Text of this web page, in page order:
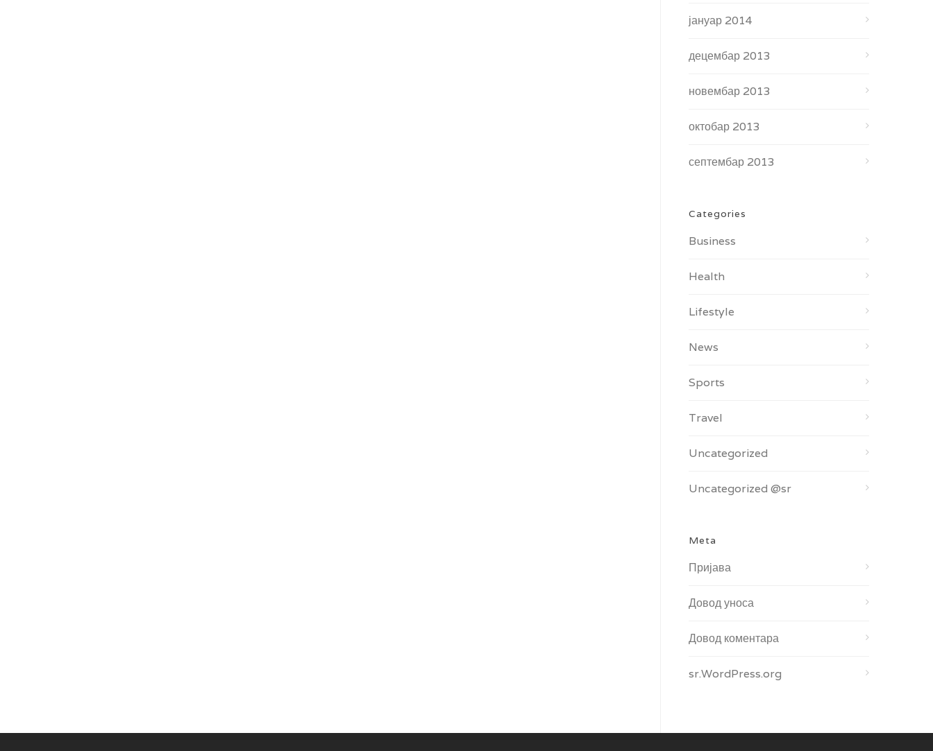
јануар 2014
децембар 2013
новембар 2013
октобар 2013
септембар 2013
Categories
Business
Health
Lifestyle
News
Sports
Travel
Uncategorized
Uncategorized @sr
Meta
Пријава
Довод уноса
Довод коментара
sr.WordPress.org